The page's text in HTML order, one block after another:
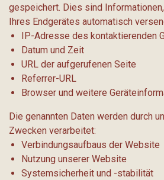
gespeichert. Dies sind
Ihres Endgerätes automatisch
IP-Adresse des kontaktierenden
Datum und Zeit
URL der aufgerufenen Seite
Referrer-URL
Browser und weitere
Die genannten Daten werden durch
Zwecken verarbeitet:
Verbindungsaufbaus der Website
Nutzung unserer Website
Systemsicherheit und -stabilität